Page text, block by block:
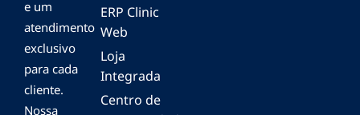
e um
atendimento
exclusivo
para cada
cliente.
Nossa
ERP Clinic
Web
Loja
Integrada
Centro de